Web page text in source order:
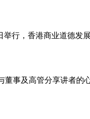
行，香港商业道德发
事及高管分享讲者的